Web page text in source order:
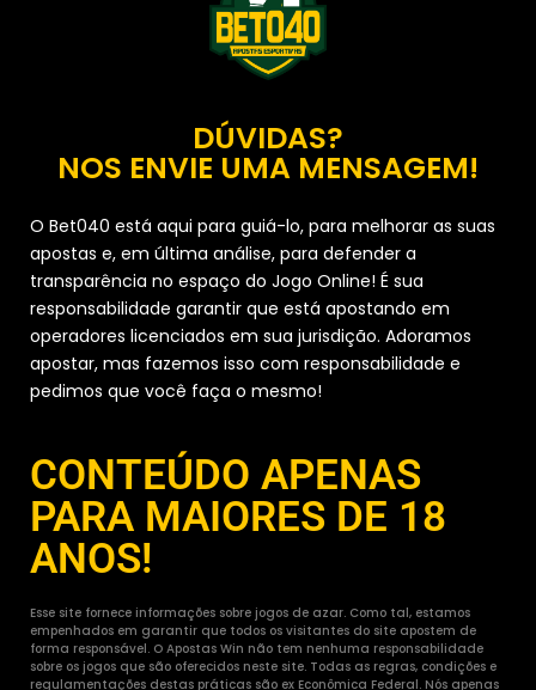
DÚVIDAS?
NOS ENVIE UMA MENSAGEM!
O Bet040 está aqui para guiá-lo, para melhorar as suas
apostas e, em última análise, para defender a
transparência no espaço do Jogo Online! É sua
responsabilidade garantir que está apostando em
operadores licenciados em sua jurisdição. Adoramos
apostar, mas fazemos isso com responsabilidade e
pedimos que você faça o mesmo!
CONTEÚDO APENAS
PARA MAIORES DE 18
ANOS!
Esse site fornece informações sobre jogos de azar. Como tal, estamos
empenhados em garantir que todos os visitantes do site apostem de
forma responsável. O Apostas Win não tem nenhuma responsabilidade
sobre os jogos que são oferecidos neste site. Todas as regras, condições e
regulamentações destas práticas são ex Econômica Federal. Nós apenas